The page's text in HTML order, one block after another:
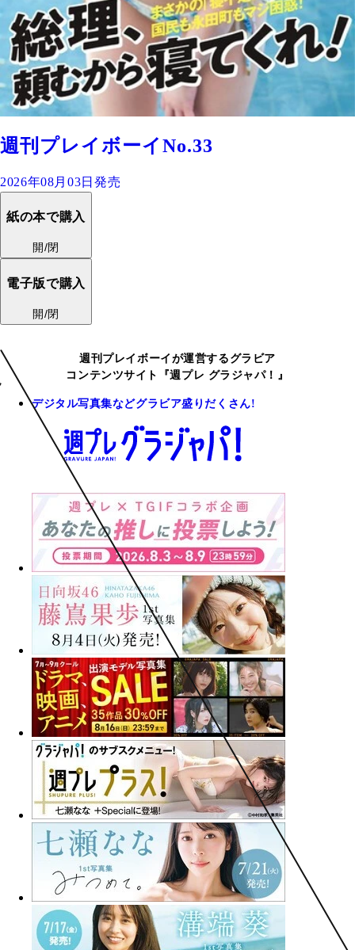
週刊プレイボーイNo.33
2026年08月03日発売
紙の本で購入
開/閉
電子版で購入
開/閉
週刊プレイボーイが運営するグラビア
コンテンツサイト『週プレ グラジャパ！』
デジタル写真集などグラビア盛りだくさん!